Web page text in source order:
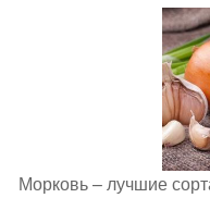
Морковь – лучшие